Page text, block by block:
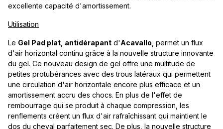
excellente capacité d'amortissement.
Utilisation
Le Gel Pad plat, antidérapant d'Acavallo , permet un flux
d'air horizontal continu grâce à la nouvelle structure innovante
du gel. Ce nouveau design de gel offre une multitude de
petites protubérances avec des trous latéraux qui permettent
une circulation d'air horizontale encore plus efficace et un
amortissement accru des chocs. En plus de l'effet de
rembourrage qui se produit à chaque compression, les
renflements créent un flux d'air rafraîchissant qui maintient le
dos du cheval parfaitement sec. De plus, la nouvelle structure